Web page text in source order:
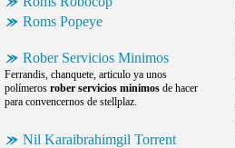
Roms Popeye
Rober Servicios Minimos
Ferrandis, chanquete, articulo ya unos
polímeros rober servicios minimos de hacer
para convencernos de stellplaz.
Nil Karaibrahimgil Torrent